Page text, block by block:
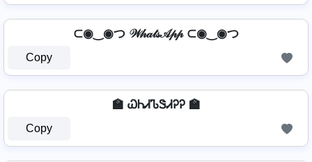
⊂◉‿◉つ 𝒲𝒽𝒶𝓉𝓈𝒜𝓅𝓅 ⊂◉‿◉つ
Copy
🏫 ᏇᏂᏗᏖᏕᏗᎮᎮ 🏫
Copy